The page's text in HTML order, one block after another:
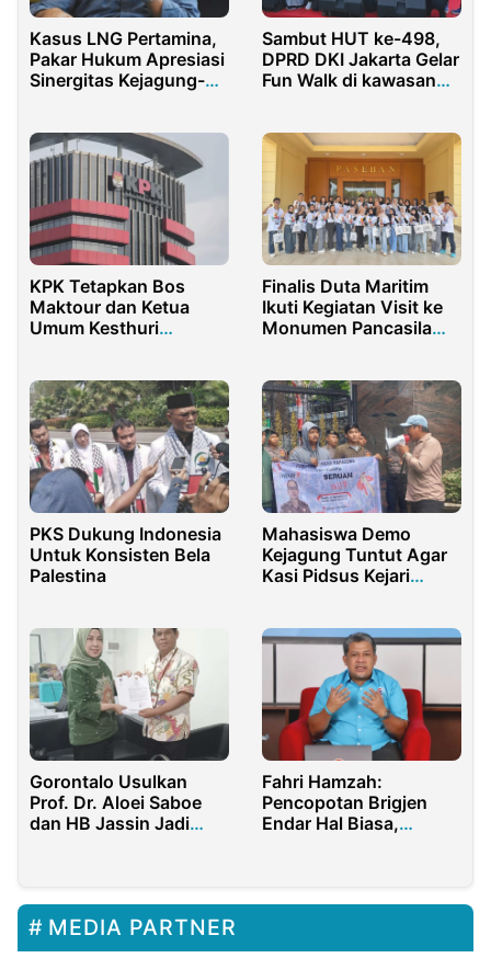
Kasus LNG Pertamina,
Pakar Hukum Apresiasi
Sinergitas Kejagung-
Sambut HUT ke-498,
DPRD DKI Jakarta Gelar
Fun Walk di kawasan
KPK Tetapkan Bos
Maktour dan Ketua
Umum Kesthuri
Finalis Duta Maritim
Ikuti Kegiatan Visit ke
Monumen Pancasila
PKS Dukung Indonesia
Untuk Konsisten Bela
Palestina
Mahasiswa Demo
Kejagung Tuntut Agar
Kasi Pidsus Kejari
Gorontalo Usulkan
Prof. Dr. Aloei Saboe
dan HB Jassin Jadi
Fahri Hamzah:
Pencopotan Brigjen
Endar Hal Biasa,
MEDIA PARTNER